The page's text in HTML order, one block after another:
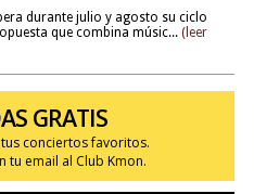
durante julio y agosto su ciclo
que combina músic... (leer
GRATIS
conciertos favoritos.
tu email al Club Kmon.